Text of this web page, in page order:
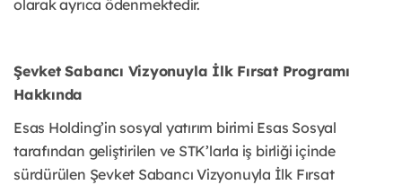
olarak ayrıca ödenmektedir.
Şevket Sabancı Vizyonuyla İlk Fırsat Programı
Hakkında
Esas Holding’in sosyal yatırım birimi Esas Sosyal
tarafından geliştirilen ve STK’larla iş birliği içinde
sürdürülen Şevket Sabancı Vizyonuyla İlk Fırsat